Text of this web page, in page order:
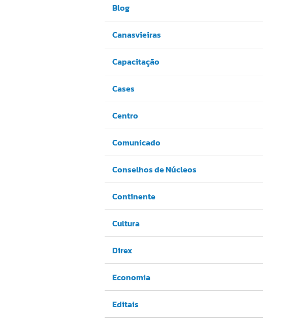
Blog
Canasvieiras
Capacitação
Cases
Centro
Comunicado
Conselhos de Núcleos
Continente
Cultura
Direx
Economia
Editais